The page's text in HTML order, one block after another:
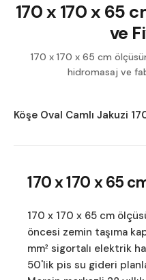
170 x 170 x 65
ve
170 x 170 x 65 cm
hidromasaj ve
Köşe Oval Camlı Jakuzi
170 x 170 x 65
170 x 170 x 65 cm
öncesi zemin taşıma
mm² sigortalı elektrik
50'lik pis su gideri